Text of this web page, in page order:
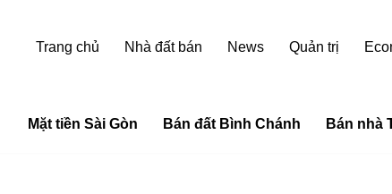
Trang chủ Nhà đất bán News Quản trị
Mặt tiền Sài Gòn Bán đất Bình Chánh Bán nhà